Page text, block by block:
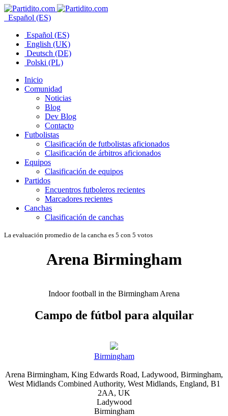
Español (ES)
Español (ES)
English (UK)
Deutsch (DE)
Polski (PL)
Inicio
Comunidad
Noticias
Blog
Dev Blog
Contacto
Futbolistas
Clasificación de futbolistas aficionados
Clasificación de árbitros aficionados
Equipos
Clasificación de equipos
Partidos
Encuentros futboleros recientes
Marcadores recientes
Canchas
Clasificación de canchas
La evaluación promedio de la cancha es 5 con 5 votos
Arena Birmingham
Indoor football in the Birmingham Arena
Campo de fútbol para alquilar
Birmingham
Arena Birmingham, King Edwards Road, Ladywood, Birmingham,
West Midlands Combined Authority, West Midlands, England, B1
2AA, UK
Ladywood
Birmingham